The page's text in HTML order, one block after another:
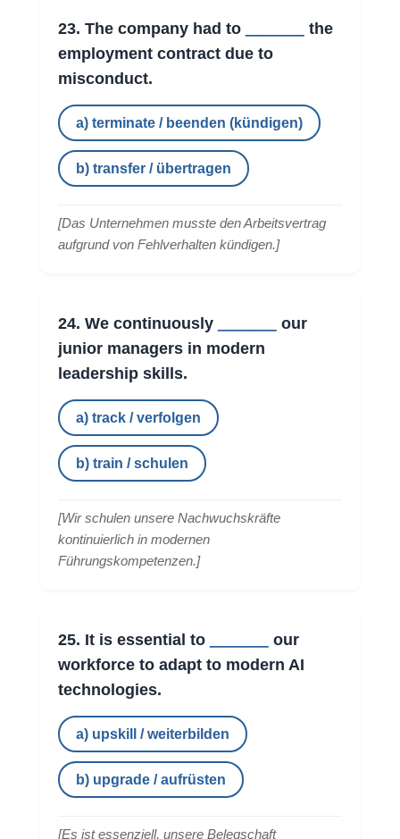
23. The company had to
the
employment contract due to
misconduct.
a) terminate / beenden (kündigen)
b) transfer / übertragen
[Das Unternehmen musste den Arbeitsvertrag
aufgrund von Fehlverhalten kündigen.]
24. We continuously
our
junior managers in modern
leadership skills.
a) track / verfolgen
b) train / schulen
[Wir schulen unsere Nachwuchskräfte
kontinuierlich in modernen
Führungskompetenzen.]
25. It is essential to
our
workforce to adapt to modern AI
technologies.
a) upskill / weiterbilden
b) upgrade / aufrüsten
[Es ist essenziell, unsere Belegschaft